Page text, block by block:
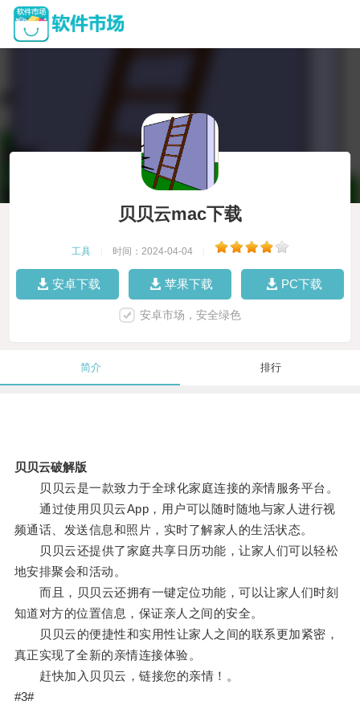
贝贝云mac下载
工具 时间：2024-04-04
安卓下载 苹果下载 PC下载
安卓市场，安全绿色
简介 排行
贝贝云破解版
贝贝云是一款致力于全球化家庭连接的亲情服务平台。
通过使用贝贝云App，用户可以随时随地与家人进行视
频通话、发送信息和照片，实时了解家人的生活状态。
贝贝云还提供了家庭共享日历功能，让家人们可以轻松
地安排聚会和活动。
而且，贝贝云还拥有一键定位功能，可以让家人们时刻
知道对方的位置信息，保证亲人之间的安全。
贝贝云的便捷性和实用性让家人之间的联系更加紧密，
真正实现了全新的亲情连接体验。
赶快加入贝贝云，链接您的亲情！。
#3#